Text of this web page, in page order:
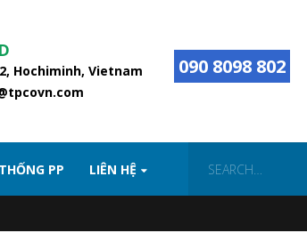
Hochiminh, Vietnam
090 8098 802
PP LIÊN HỆ